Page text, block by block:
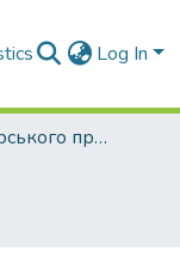
Log In
Факультет морського права (ФМП)